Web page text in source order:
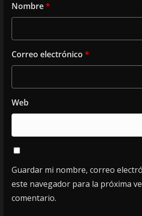
Nombre*
Correo electrónico *
Web
Guardar mi nombre, correo
este navegador para la próxima
comentario.